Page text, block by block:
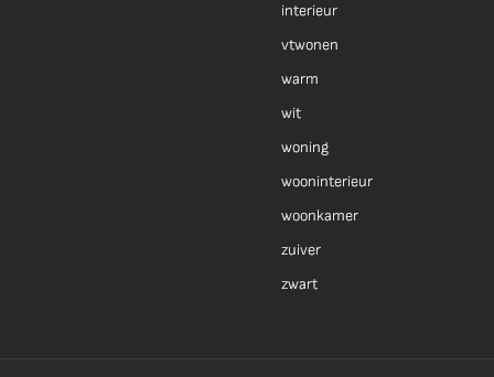
interieur
vtwonen
warm
wit
woning
wooninterieur
woonkamer
zuiver
zwart